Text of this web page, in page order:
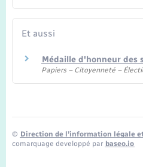
Et aussi
Médaille d'honneur des
Papiers – Citoyenneté –
© Direction de l’information légale
comarquage developpé par baseo.io